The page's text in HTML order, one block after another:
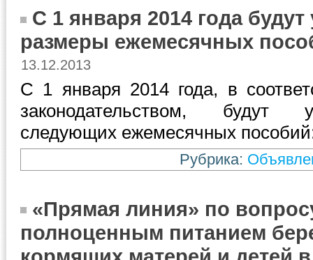
С 1 января 2014 года
размеры ежемесячных
13.12.2013
С 1 января 2014 года, в
законодательством, будут
следующих ежемесячных
Рубрика:
«Прямая линия» по
полноценным питанием